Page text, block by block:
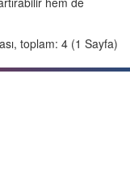
toplam: 4 (1 Sayfa)